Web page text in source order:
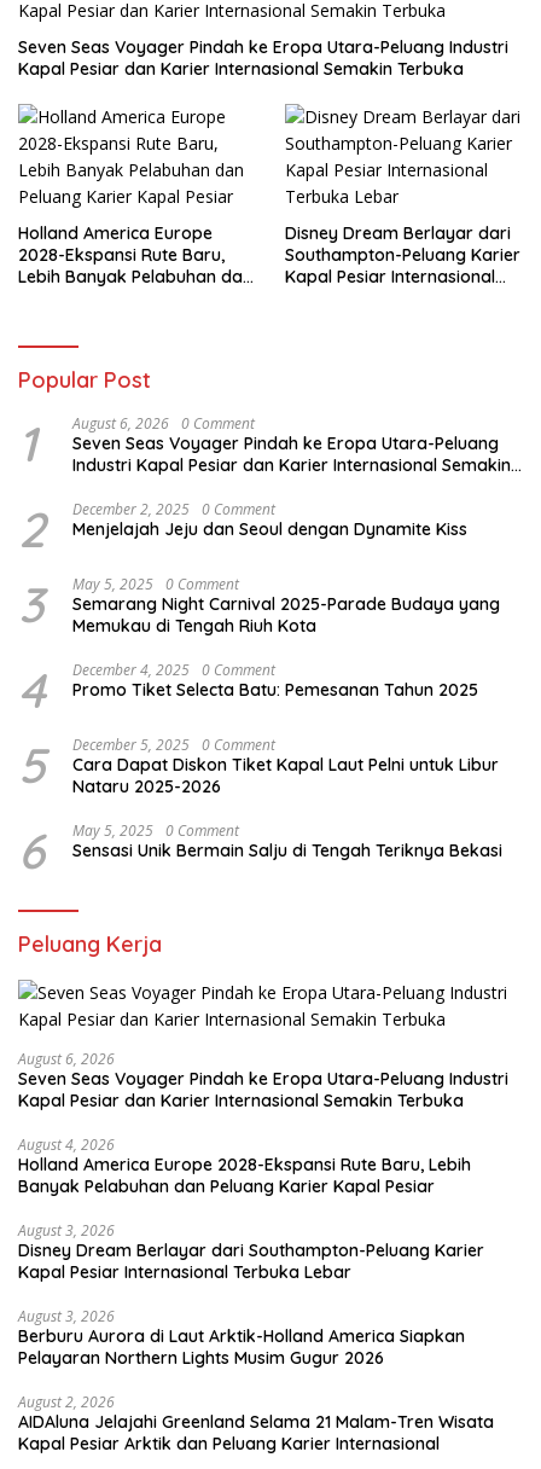
Seven Seas Voyager Pindah ke Eropa Utara-Peluang Industri
Kapal Pesiar dan Karier Internasional Semakin Terbuka
Holland America Europe
2028-Ekspansi Rute Baru,
Lebih Banyak Pelabuhan dan
Disney Dream Berlayar dari
Southampton-Peluang Karier
Kapal Pesiar Internasional
Popular Post
1 August 6, 2026 0 Comment
Seven Seas Voyager Pindah ke Eropa Utara-Peluang
Industri Kapal Pesiar dan Karier Internasional Semakin
2 December 2, 2025 0 Comment
Menjelajah Jeju dan Seoul dengan Dynamite Kiss
3 May 5, 2025 0 Comment
Semarang Night Carnival 2025-Parade Budaya yang
Memukau di Tengah Riuh Kota
4 December 4, 2025 0 Comment
Promo Tiket Selecta Batu: Pemesanan Tahun 2025
5 December 5, 2025 0 Comment
Cara Dapat Diskon Tiket Kapal Laut Pelni untuk Libur
Nataru 2025-2026
6 May 5, 2025 0 Comment
Sensasi Unik Bermain Salju di Tengah Teriknya Bekasi
Peluang Kerja
August 6, 2026
Seven Seas Voyager Pindah ke Eropa Utara-Peluang Industri
Kapal Pesiar dan Karier Internasional Semakin Terbuka
August 4, 2026
Holland America Europe 2028-Ekspansi Rute Baru, Lebih
Banyak Pelabuhan dan Peluang Karier Kapal Pesiar
August 3, 2026
Disney Dream Berlayar dari Southampton-Peluang Karier
Kapal Pesiar Internasional Terbuka Lebar
August 3, 2026
Berburu Aurora di Laut Arktik-Holland America Siapkan
Pelayaran Northern Lights Musim Gugur 2026
August 2, 2026
AIDAluna Jelajahi Greenland Selama 21 Malam-Tren Wisata
Kapal Pesiar Arktik dan Peluang Karier Internasional